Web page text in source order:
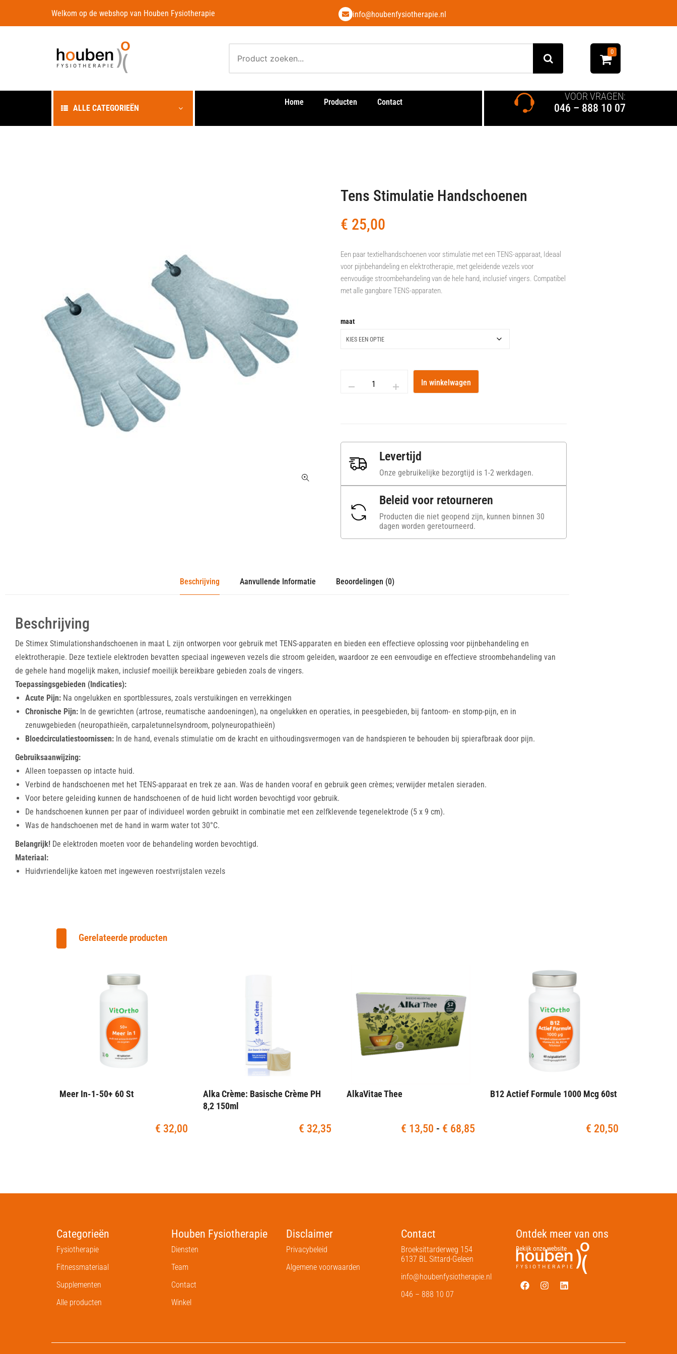
Welkom op de webshop van Houben Fysiotherapie info@houbenfysiotherapie.nl
0
ALLE CATEGORIEËN
Home Producten Contact VOOR VRAGEN:
046 – 888 10 07
Tens Stimulatie Handschoenen
€ 25,00
Een paar textielhandschoenen voor stimulatie met een TENS-apparaat, Ideaal
voor pijnbehandeling en elektrotherapie, met geleidende vezels voor
eenvoudige stroombehandeling van de hele hand, inclusief vingers. Compatibel
met alle gangbare TENS-apparaten.
maat
In winkelwagen
Levertijd
Onze gebruikelijke bezorgtijd is 1-2 werkdagen.
Beleid voor retourneren
Producten die niet geopend zijn, kunnen binnen 30
dagen worden geretourneerd.
Beschrijving Aanvullende Informatie Beoordelingen (0)
Beschrijving
De Stimex Stimulationshandschoenen in maat L zijn ontworpen voor gebruik met TENS-apparaten en bieden een effectieve oplossing voor pijnbehandeling en
elektrotherapie. Deze textiele elektroden bevatten speciaal ingeweven vezels die stroom geleiden, waardoor ze een eenvoudige en effectieve stroombehandeling van
de gehele hand mogelijk maken, inclusief moeilijk bereikbare gebieden zoals de vingers.
Toepassingsgebieden (Indicaties):
Acute Pijn: Na ongelukken en sportblessures, zoals verstuikingen en verrekkingen
Chronische Pijn: In de gewrichten (artrose, reumatische aandoeningen), na ongelukken en operaties, in peesgebieden, bij fantoom- en stomp-pijn, en in
zenuwgebieden (neuropathieën, carpaletunnelsyndroom, polyneuropathieën)
Bloedcirculatiestoornissen: In de hand, evenals stimulatie om de kracht en uithoudingsvermogen van de handspieren te behouden bij spierafbraak door pijn.
Gebruiksaanwijzing:
Alleen toepassen op intacte huid.
Verbind de handschoenen met het TENS-apparaat en trek ze aan. Was de handen vooraf en gebruik geen crèmes; verwijder metalen sieraden.
Voor betere geleiding kunnen de handschoenen of de huid licht worden bevochtigd voor gebruik.
De handschoenen kunnen per paar of individueel worden gebruikt in combinatie met een zelfklevende tegenelektrode (5 x 9 cm).
Was de handschoenen met de hand in warm water tot 30°C.
Belangrijk! De elektroden moeten voor de behandeling worden bevochtigd.
Materiaal:
Huidvriendelijke katoen met ingeweven roestvrijstalen vezels
Gerelateerde producten
Meer In-1-50+ 60 St
€ 32,00
Alka Crème: Basische Crème PH
8,2 150ml
€ 32,35
AlkaVitae Thee
€ 13,50 - € 68,85
B12 Actief Formule 1000 Mcg 60st
€ 20,50
Categorieën
Fysiotherapie
Fitnessmateriaal
Supplementen
Alle producten
Houben Fysiotherapie
Diensten
Team
Contact
Winkel
Disclaimer
Privacybeleid
Algemene voorwaarden
Contact
Broeksittarderweg 154
6137 BL Sittard-Geleen
info@houbenfysiotherapie.nl
046 – 888 10 07
Ontdek meer van ons
Bekijk onze website